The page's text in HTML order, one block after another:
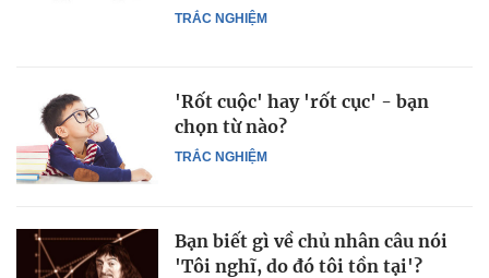
TRẮC NGHIỆM
TRẮC NGHIỆM
'Rốt cuộc' hay 'rốt cục' - bạn
chọn từ nào?
Bạn biết gì về chủ nhân câu nói
'Tôi nghĩ, do đó tôi tồn tại'?